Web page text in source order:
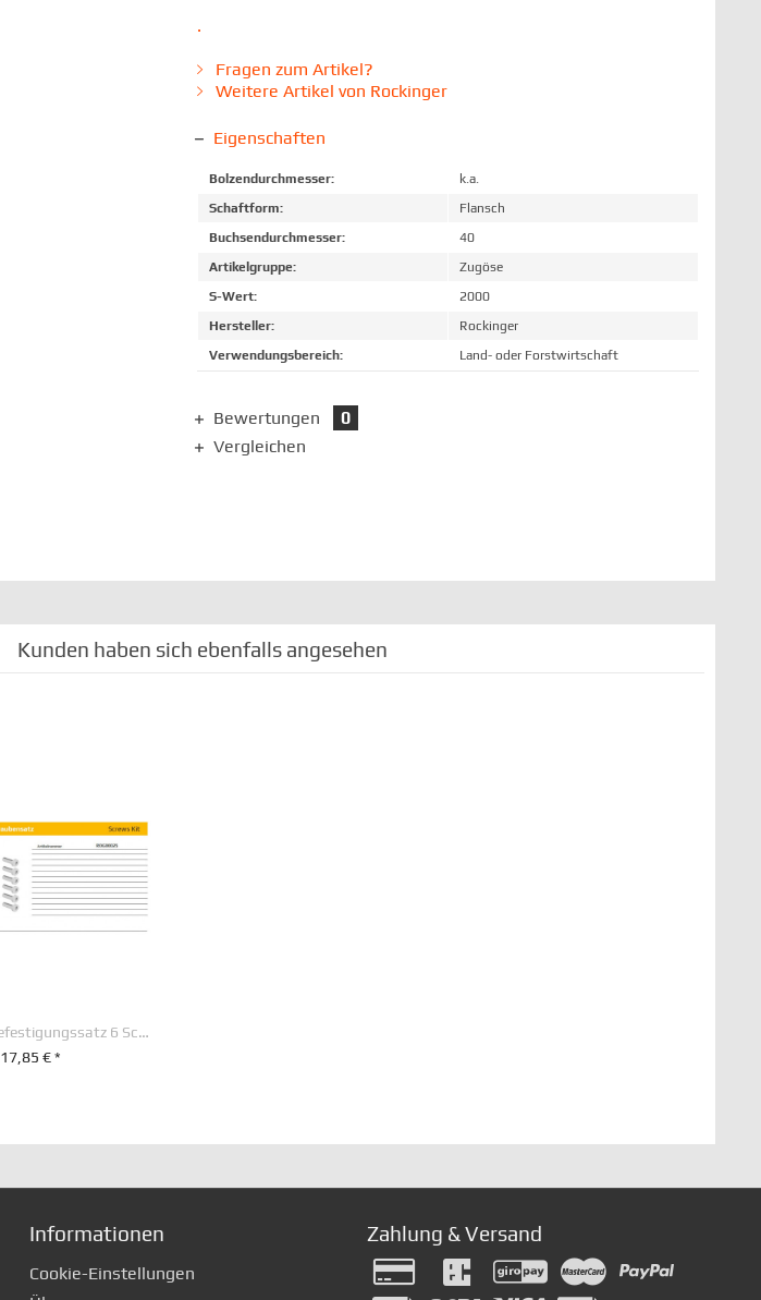
.
Fragen zum Artikel?
Weitere Artikel von Rockinger
Eigenschaften
Bolzendurchmesser:
k.a.
Schaftform:
Flansch
Buchsendurchmesser:
40
Artikelgruppe:
Zugöse
S-Wert:
2000
Hersteller:
Rockinger
Verwendungsbereich:
Land- oder Forstwirtschaft
Bewertungen
0
Vergleichen
Kunden haben sich ebenfalls angesehen
ROG00025 Befestigungssatz 6 Schrauben M 16 x 55 mm
17,85 € *
Informationen
Cookie-Einstellungen
Zahlung & Versand